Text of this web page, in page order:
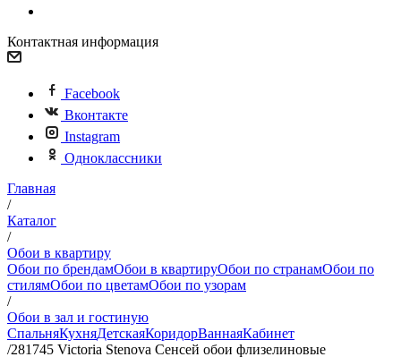
Контактная информация
Facebook
Вконтакте
Instagram
Одноклассники
Главная
/
Каталог
/
Обои в квартиру
Обои по брендамОбои в квартируОбои по странамОбои по
стилямОбои по цветамОбои по узорам
/
Обои в зал и гостиную
СпальняКухняДетскаяКоридорВаннаяКабинет
/281745 Victoria Stenova Сенсей обои флизелиновые